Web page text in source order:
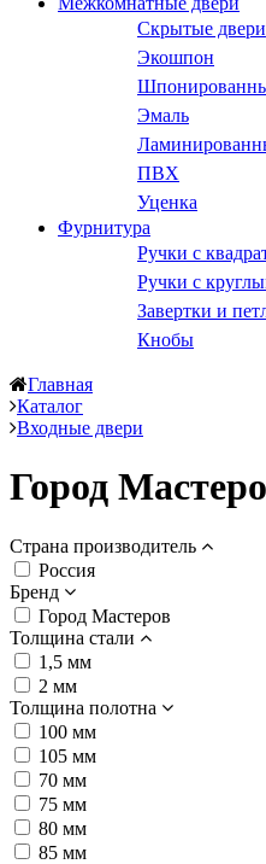
Скрытые двери
Экошпон
Эмаль
ПВХ
Уценка
Фурнитура
Ручки с
Ручки с
Завертки и
Кнобы
Главная
Каталог
Входные двери
Город
Страна производитель
Россия
Бренд
Город Мастеров
Толщина стали
1,5 мм
2 мм
Толщина полотна
100 мм
105 мм
70 мм
75 мм
80 мм
85 мм